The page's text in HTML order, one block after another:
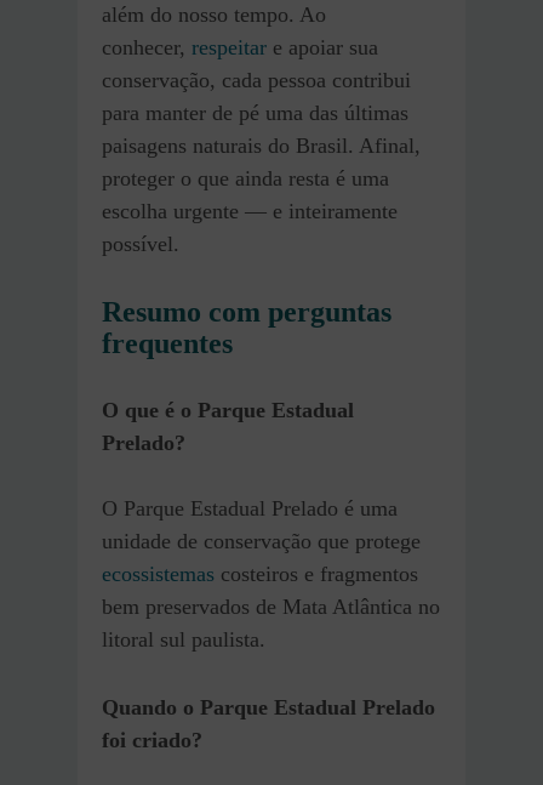
além do nosso tempo. Ao
conhecer, respeitar e apoiar sua
conservação, cada pessoa contribui
para manter de pé uma das últimas
paisagens naturais do Brasil. Afinal,
proteger o que ainda resta é uma
escolha urgente — e inteiramente
possível.
Resumo com perguntas
frequentes
O que é o Parque Estadual
Prelado?
O Parque Estadual Prelado é uma
unidade de conservação que protege
ecossistemas costeiros e fragmentos
bem preservados de Mata Atlântica no
litoral sul paulista.
Quando o Parque Estadual Prelado
foi criado?